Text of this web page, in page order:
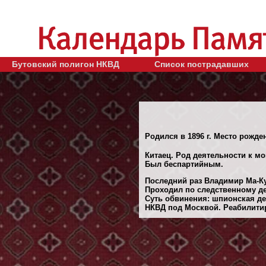
Бутовский полигон НКВД Список пострадавших
Родился в 1896 г. Место
Китаец. Род деятельности к
Был беспартийным.
Последний раз Владимир Ма-
Проходил по следственному
Суть обвинения: шпионская
НКВД под Москвой.